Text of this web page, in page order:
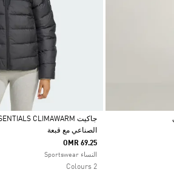
Selected
الصناعي مع قبعة
OMR 69.25
النساء Sportswear
2 Colours